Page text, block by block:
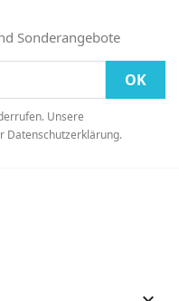
Sonderangebote
Unsere
Datenschutzerklärung.